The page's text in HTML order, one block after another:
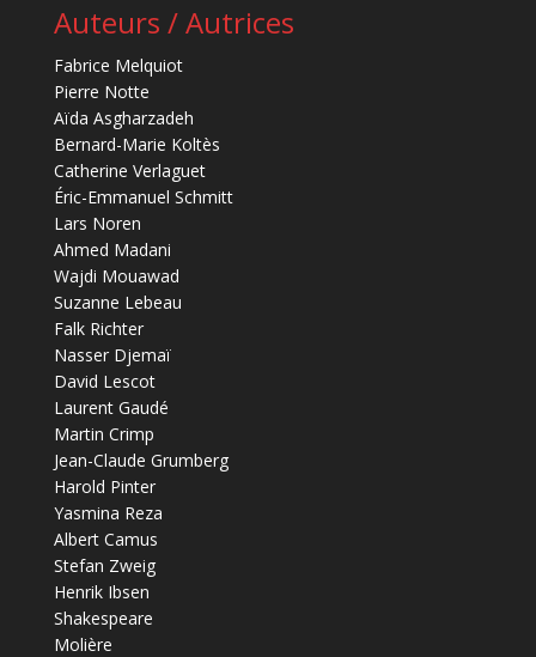
Auteurs / Autrices
Fabrice Melquiot
Pierre Notte
Aïda Asgharzadeh
Bernard-Marie Koltès
Catherine Verlaguet
Éric-Emmanuel Schmitt
Lars Noren
Ahmed Madani
Wajdi Mouawad
Suzanne Lebeau
Falk Richter
Nasser Djemaï
David Lescot
Laurent Gaudé
Martin Crimp
Jean-Claude Grumberg
Harold Pinter
Yasmina Reza
Albert Camus
Stefan Zweig
Henrik Ibsen
Shakespeare
Molière